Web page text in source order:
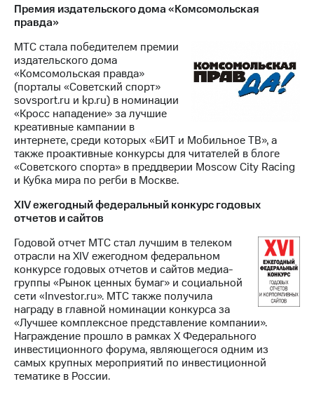
Премия издательского дома «Комсомольская
правда»
МТС стала победителем премии
издательского дома
«Комсомольская правда»
(порталы «Советский спорт»
sovsport.ru и kp.ru) в номинации
«Кросс нападение» за лучшие
креативные кампании в
интернете, среди которых «БИТ и Мобильное ТВ», а
также проактивные конкурсы для читателей в блоге
«Советского спорта» в преддверии Moscow City Racing
и Кубка мира по регби в Москве.
XIV ежегодный федеральный конкурс годовых
отчетов и сайтов
Годовой отчет МТС стал лучшим в телеком
отрасли на XIV ежегодном федеральном
конкурсе годовых отчетов и сайтов медиа-
группы «Рынок ценных бумаг» и социальной
сети «Investor.ru». МТС также получила
награду в главной номинации конкурса за
«Лучшее комплексное представление компании».
Награждение прошло в рамках Х Федерального
инвестиционного форума, являющегося одним из
самых крупных мероприятий по инвестиционной
тематике в России.